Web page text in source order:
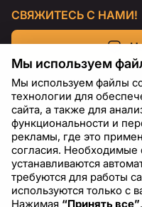
СВЯЖИТЕСЬ С НАМИ!
RU
Мы используем
Мы используем файлы
технологии для
сайта, а также для
функциональности и
рекламы, где это
согласия.
устанавливаются
требуются для работы
используются только с
Нажимая “Принять все”